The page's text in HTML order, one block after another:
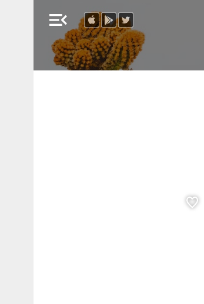
menu_open